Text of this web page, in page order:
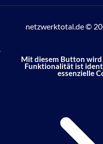
netzwerktotal.de ©
Mit diesem Button wird
Funktionalität ist
essenzielle